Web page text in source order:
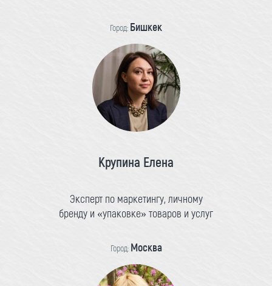
Город: Бишкек
Крупина Елена
Эксперт по маркетингу, личному
бренду и «упаковке» товаров и услуг
Город: Москва